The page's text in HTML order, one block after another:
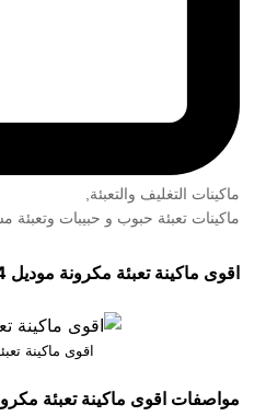
ماكينات التغليف والتعبئة,
ماكينات تعبئة حبوب و حبيبات
اقوى ماكينة تعبئة مكرونة موديل 904 ماركة مهندس مــنسى
اقوى ماكينة
مواصفات اقوى ماكينة تعبئة